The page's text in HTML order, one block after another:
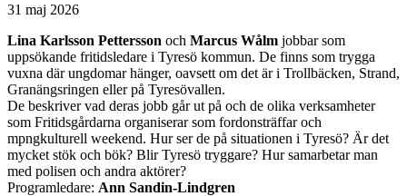
31 maj 2026
Lina Karlsson Pettersson och Marcus Wålm jobbar som
uppsökande fritidsledare i Tyresö kommun. De finns som trygga
vuxna där ungdomar hänger, oavsett om det är i Trollbäcken, Strand,
Granängsringen eller på Tyresövallen.
De beskriver vad deras jobb går ut på och de olika verksamheter
som Fritidsgårdarna organiserar som fordonsträffar och
mpngkulturell weekend. Hur ser de på situationen i Tyresö? Är det
mycket stök och bök? Blir Tyresö tryggare? Hur samarbetar man
med polisen och andra aktörer?
Programledare: Ann Sandin-Lindgren